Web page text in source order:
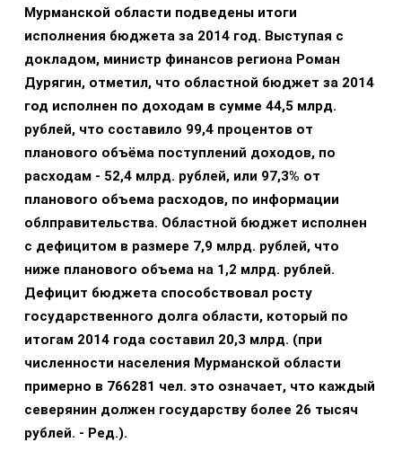
Мурманской области подведены итоги
исполнения бюджета за 2014 год. Выступая с
докладом, министр финансов региона Роман
Дурягин, отметил, что областной бюджет за 2014
год исполнен по доходам в сумме 44,5 млрд.
рублей, что составило 99,4 процентов от
планового объёма поступлений доходов, по
расходам - 52,4 млрд. рублей, или 97,3% от
планового объема расходов, по информации
облправительства. Областной бюджет исполнен
с дефицитом в размере 7,9 млрд. рублей, что
ниже планового объема на 1,2 млрд. рублей.
Дефицит бюджета способствовал росту
государственного долга области, который по
итогам 2014 года составил 20,3 млрд. (при
численности населения Мурманской области
примерно в 766281 чел. это означает, что каждый
северянин должен государству более 26 тысяч
рублей. - Ред.).